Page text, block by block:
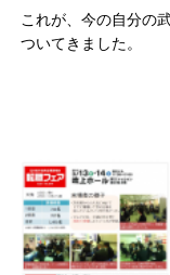
これが、今の自分の
ついてきました。